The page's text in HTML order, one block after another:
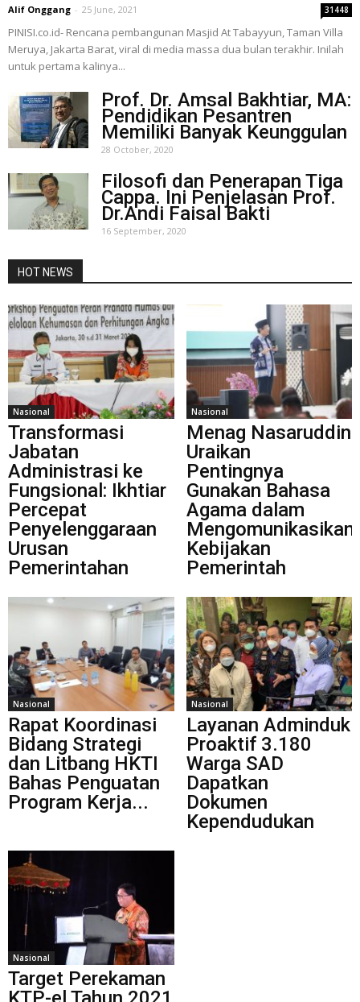
Alif Onggang - 25 June, 2021 31448
PINISI.co.id- Rencana pembangunan Masjid At Tabayyun, Taman Villa
Meruya, Jakarta Barat, viral di media massa dua bulan terakhir. Inilah
untuk pertama kalinya...
Prof. Dr. Amsal Bakhtiar, MA:
Pendidikan Pesantren
Memiliki Banyak Keunggulan
28 October, 2020
Filosofi dan Penerapan Tiga
Cappa. Ini Penjelasan Prof.
Dr.Andi Faisal Bakti
16 September, 2020
HOT NEWS
Nasional
Transformasi
Jabatan
Administrasi ke
Fungsional: Ikhtiar
Percepat
Penyelenggaraan
Urusan
Pemerintahan
Nasional
Menag Nasaruddin
Uraikan
Pentingnya
Gunakan Bahasa
Agama dalam
Mengomunikasikan
Kebijakan
Pemerintah
Nasional
Rapat Koordinasi
Bidang Strategi
dan Litbang HKTI
Bahas Penguatan
Program Kerja...
Nasional
Layanan Adminduk
Proaktif 3.180
Warga SAD
Dapatkan
Dokumen
Kependudukan
Nasional
Target Perekaman